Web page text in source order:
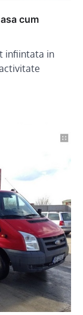
cum
infiintata in